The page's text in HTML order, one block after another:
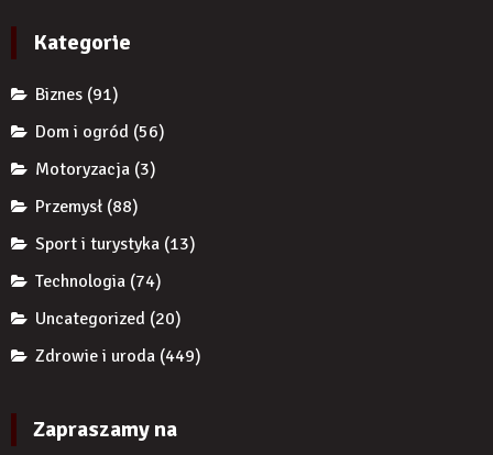
Kategorie
Biznes (91)
Dom i ogród (56)
Motoryzacja (3)
Przemysł (88)
Sport i turystyka (13)
Technologia (74)
Uncategorized (20)
Zdrowie i uroda (449)
Zapraszamy na